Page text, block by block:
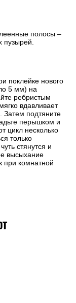
полосы –
пузырей.
поклейке нового
5 мм) на
ребристым
вдавливает
Затем подтяните
перышком и
цикл несколько
только
стянутся и
высыхание
при комнатной